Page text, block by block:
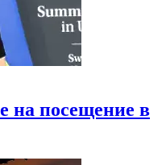
на посещение в